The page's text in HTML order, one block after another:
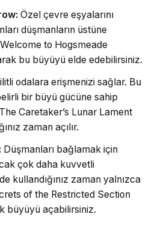
Özel çevre eşyalarını
düşmanların üstüne
to Hogsmeade
bu büyüyü elde edebilirsiniz.
odalara erişmenizi sağlar. Bu
bir büyü gücüne sahip
Caretaker’s Lunar Lament
zaman açılır.
Düşmanları bağlamak için
çok daha kuvvetli
kullandığınız zaman yalnızca
of the Restricted Section
büyüyü açabilirsiniz.